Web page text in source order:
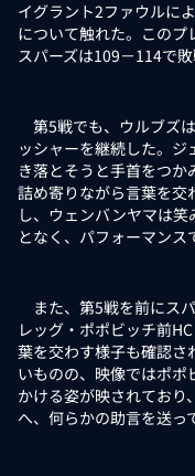
イグラント2ファウルに
について触れた。このプ
スパーズは109－114で
第5戦でも、ウルブズ
ッシャーを継続した。
き落とそうと手首をつ
詰め寄りながら言葉を交
し、ウェンバンヤマは
となく、パフォーマンス
また、第5戦を前にス
レッグ・ポポビッチ前
葉を交わす様子も確認さ
いものの、映像ではポポ
かける姿が映されており
へ、何らかの助言を送っ